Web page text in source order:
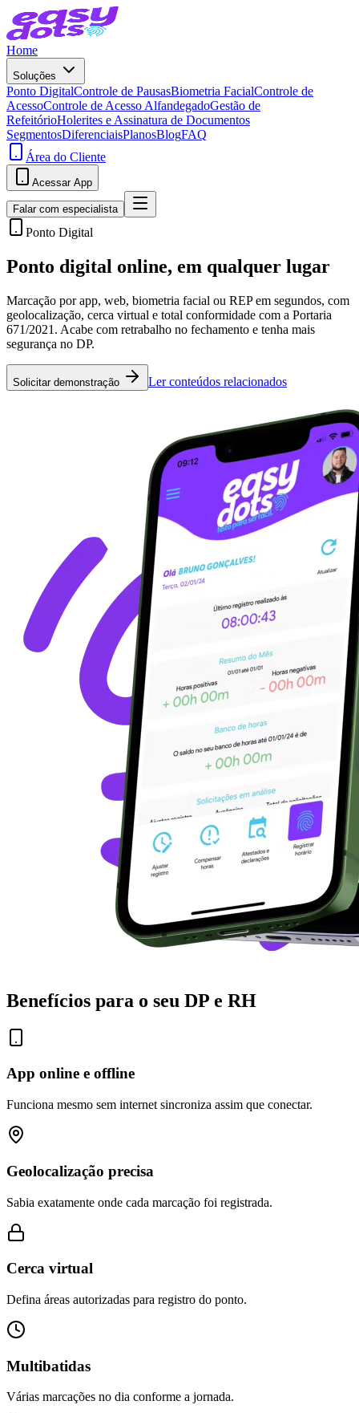
Home
Soluções
Ponto DigitalControle de PausasBiometria FacialControle de
AcessoControle de Acesso AlfandegadoGestão de
RefeitórioHolerites e Assinatura de Documentos
SegmentosDiferenciaisPlanosBlogFAQ
Área do Cliente
Acessar App
Falar com especialista
Ponto Digital
Ponto digital online, em qualquer lugar
Marcação por app, web, biometria facial ou REP em segundos, com
geolocalização, cerca virtual e total conformidade com a Portaria
671/2021. Acabe com retrabalho no fechamento e tenha mais
segurança no DP.
Solicitar demonstração Ler conteúdos relacionados
Benefícios para o seu DP e RH
App online e offline
Funciona mesmo sem internet sincroniza assim que conectar.
Geolocalização precisa
Sabia exatamente onde cada marcação foi registrada.
Cerca virtual
Defina áreas autorizadas para registro do ponto.
Multibatidas
Várias marcações no dia conforme a jornada.